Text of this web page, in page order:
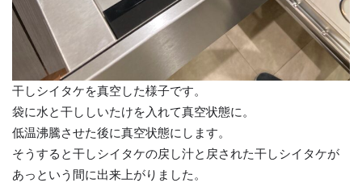
干しシイタケを真空した様子です。
袋に水と干ししいたけを入れて真空状態に。
低温沸騰させた後に真空状態にします。
そうすると干しシイタケの戻し汁と戻された干しシイタケが
あっという間に出来上がりました。